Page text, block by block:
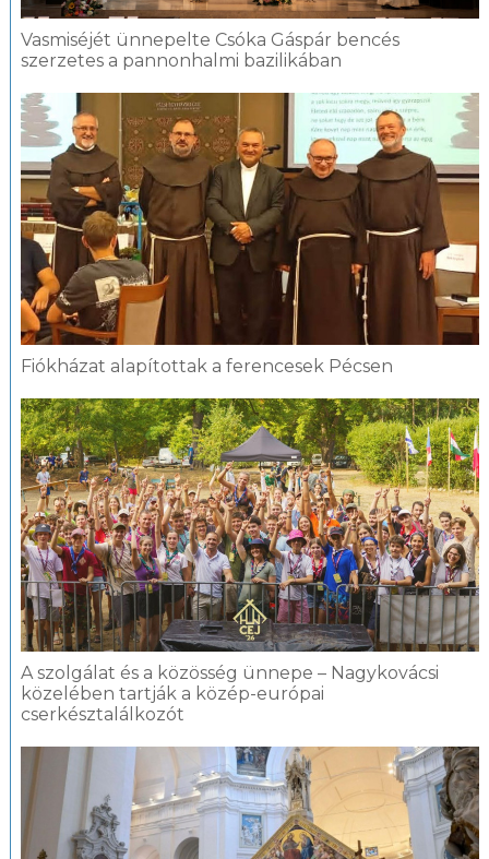
Vasmiséjét ünnepelte Csóka Gáspár bencés
szerzetes a pannonhalmi bazilikában
Fiókházat alapítottak a ferencesek Pécsen
A szolgálat és a közösség ünnepe – Nagykovácsi
közelében tartják a közép-európai
cserkésztalálkozót